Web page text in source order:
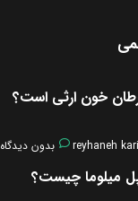
خون ارثی است؟
reyhaneh بدون دیدگاه
میلوما چیست؟